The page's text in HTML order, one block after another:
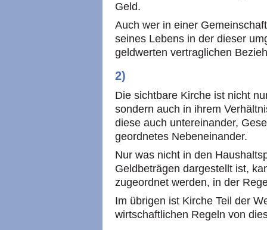
Geld.
Auch wer in einer
seines Lebens in der dieser
geldwerten vertraglichen
2)
Die sichtbare Kirche ist nicht
sondern auch in ihrem
diese auch untereinander,
geordnetes Nebeneinander.
Nur was nicht in den
Geldbeträgen dargestellt ist,
zugeordnet werden, in der
Im übrigen ist Kirche Teil der
wirtschaftlichen Regeln von